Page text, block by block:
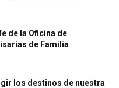
de la Oficina de
de Familia
los destinos de nuestra